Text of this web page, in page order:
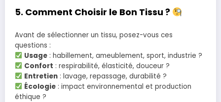
5. Comment Choisir le Bon Tissu ?
Avant de sélectionner un tissu, posez-vous ces
questions :
Usage : habillement, ameublement, sport, industrie ?
Confort : respirabilité, élasticité, douceur ?
Entretien : lavage, repassage, durabilité ?
Écologie : impact environnemental et production
éthique ?